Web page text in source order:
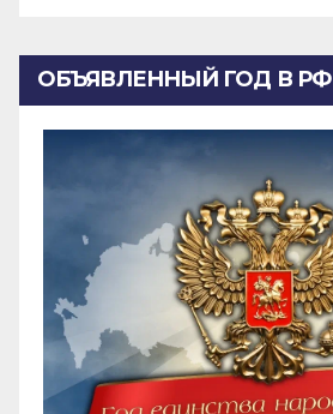
ОБЪЯВЛЕННЫЙ ГОД В РФ